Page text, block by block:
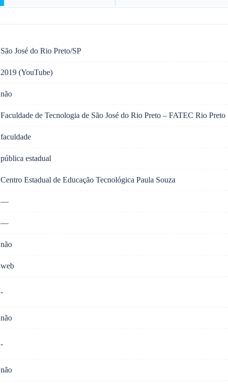
São José do Rio Preto/SP
2019 (YouTube)
não
Faculdade de Tecnologia de São José do Rio Preto – FATEC Rio Preto
faculdade
pública estadual
Centro Estadual de Educação Tecnológica Paula Souza
—
—
não
web
-
não
-
não